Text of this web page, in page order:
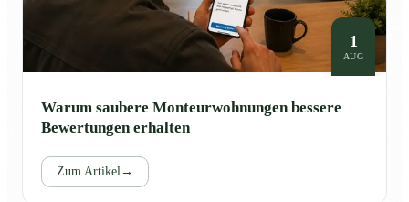
1
AUG
Warum saubere Monteurwohnungen bessere
Bewertungen erhalten
Zum Artikel→